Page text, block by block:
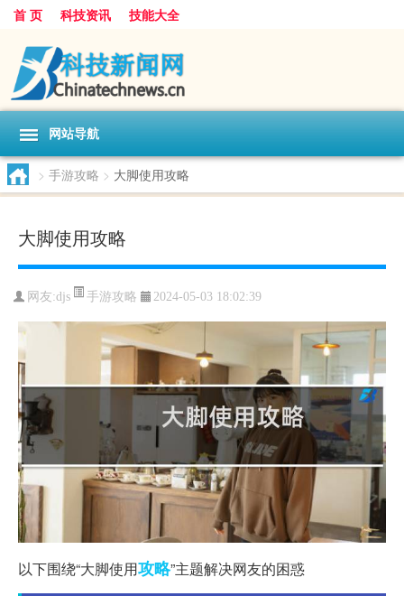
首 页 科技资讯 技能大全
网站导航
> 手游攻略 > 大脚使用攻略
大脚使用攻略
网友:djs 手游攻略 2024-05-03 18:02:39
以下围绕“大脚使用攻略”主题解决网友的困惑